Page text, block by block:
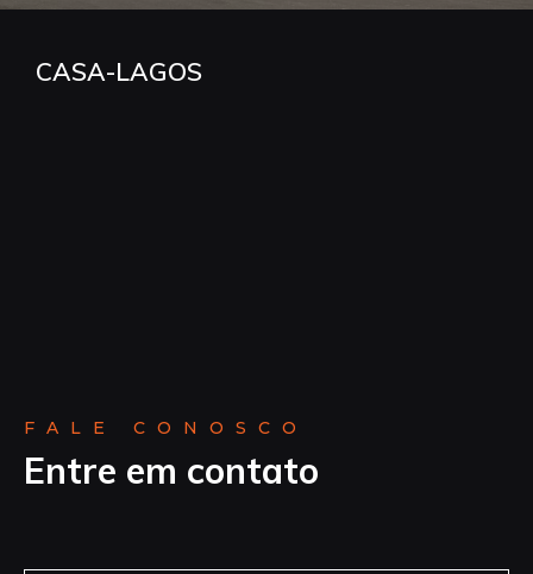
CASA-LAGOS
FALE CONOSCO
Entre em contato